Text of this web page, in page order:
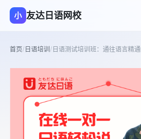
小 友达日语网校
首页/日语培训/日语测试培训班：通往语言精